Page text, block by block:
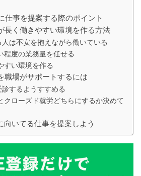
仕事を提案する際のポイント
長く働きやすい環境を作る方法
は不安を抱えながら働いている
程度の業務量を任せる
すい環境を作る
職場がサポートするには
するようすすめる
クローズド就労どちらにするか決めて
向いてる仕事を提案しよう